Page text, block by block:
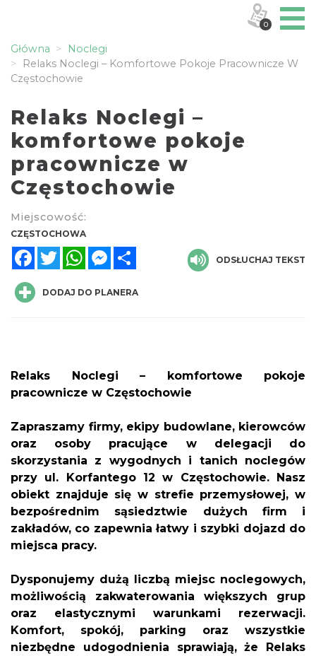
Główna
Noclegi
Relaks Noclegi – Komfortowe Pokoje Pracownicze W
Częstochowie
Relaks Noclegi –
komfortowe pokoje
pracownicze w
Częstochowie
Miejscowość:
CZĘSTOCHOWA
FacebookTwitterWhatsAppMessenger
ODSŁUCHAJ TEKST
DODAJ DO PLANERA
Relaks Noclegi – komfortowe pokoje
pracownicze w Częstochowie
Zapraszamy firmy, ekipy budowlane, kierowców
oraz osoby pracujące w delegacji do
skorzystania z wygodnych i tanich noclegów
przy ul. Korfantego 12 w Częstochowie. Nasz
obiekt znajduje się w strefie przemysłowej, w
bezpośrednim sąsiedztwie dużych firm i
zakładów, co zapewnia łatwy i szybki dojazd do
miejsca pracy.
Dysponujemy dużą liczbą miejsc noclegowych,
możliwością zakwaterowania większych grup
oraz elastycznymi warunkami rezerwacji.
Komfort, spokój, parking oraz wszystkie
niezbędne udogodnienia sprawiają, że Relaks
0